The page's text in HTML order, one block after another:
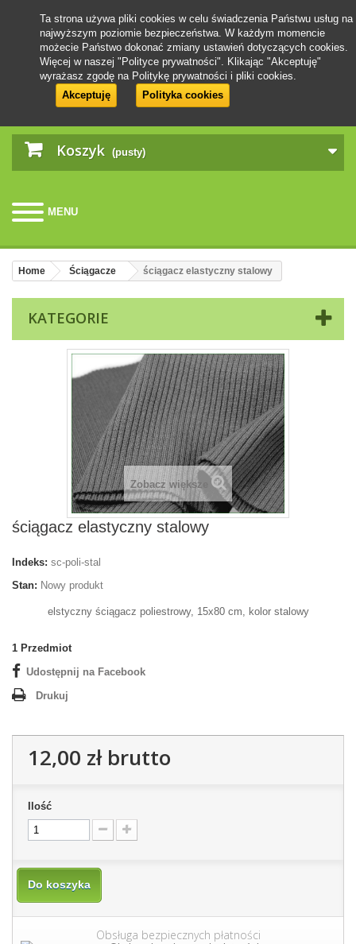
Koszyk (pusty)
MENU
Ta strona używa pliki cookies w celu świadczenia Państwu usług na
najwyższym poziomie bezpieczeństwa. W każdym momencie
możecie Państwo dokonać zmiany ustawień dotyczących cookies.
Więcej w naszej "Polityce prywatności". Klikając "Akceptuję"
wyrażasz zgodę na Politykę prywatności i pliki cookies.
Akceptuję
Polityka cookies
Home Ściągacze ściągacz elastyczny stalowy
KATEGORIE
Zobacz większe
ściągacz elastyczny stalowy
Indeks: sc-poli-stal
Stan: Nowy produkt
elstyczny ściągacz poliestrowy, 15x80 cm, kolor stalowy
1 Przedmiot
Udostępnij na Facebook
Drukuj
12,00 złbrutto
Ilość
Do koszyka
Obsługa bezpiecznych płatności